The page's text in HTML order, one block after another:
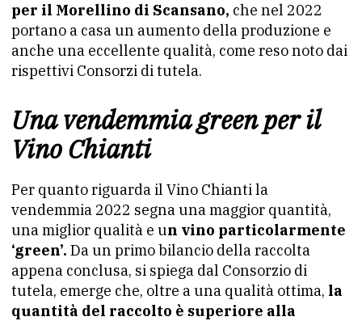
per il Morellino di Scansano, che nel 2022
portano a casa un aumento della produzione e
anche una eccellente qualità, come reso noto dai
rispettivi Consorzi di tutela.
Una vendemmia green per il
Vino Chianti
Per quanto riguarda il Vino Chianti la
vendemmia 2022 segna una maggior quantità,
una miglior qualità e un vino particolarmente
‘green’. Da un primo bilancio della raccolta
appena conclusa, si spiega dal Consorzio di
tutela, emerge che, oltre a una qualità ottima, la
quantità del raccolto è superiore alla